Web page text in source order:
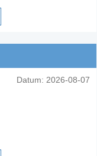
Datum: 2026-08-07